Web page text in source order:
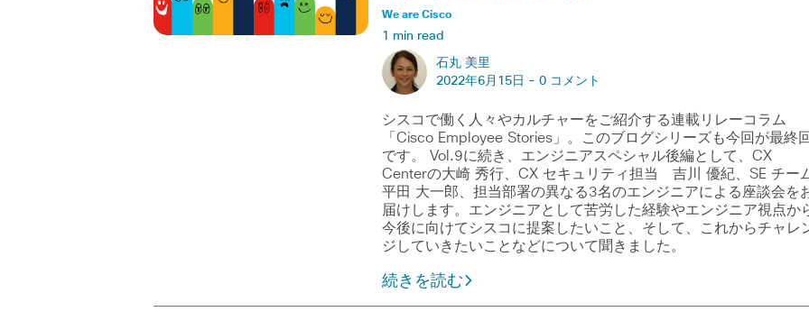
We are Cisco
1 min read
石丸 美里
2022年6月15日 - 0 コメント
シスコで働く人々やカルチャーをご紹介する連載リレーコラム
「Cisco Employee Stories」。このブログシリーズも今回が最終回
です。 Vol.9に続き、エンジニアスペシャル後編として、CX
Centerの大崎 秀行、CX セキュリティ担当 吉川 優紀、SE チー
平田 大一郎、担当部署の異なる3名のエンジニアによる座談会を
届けします。エンジニアとして苦労した経験やエンジニア視点か
今後に向けてシスコに提案したいこと、そして、これからチャレ
ジしていきたいことなどについて聞きました。
続きを読む